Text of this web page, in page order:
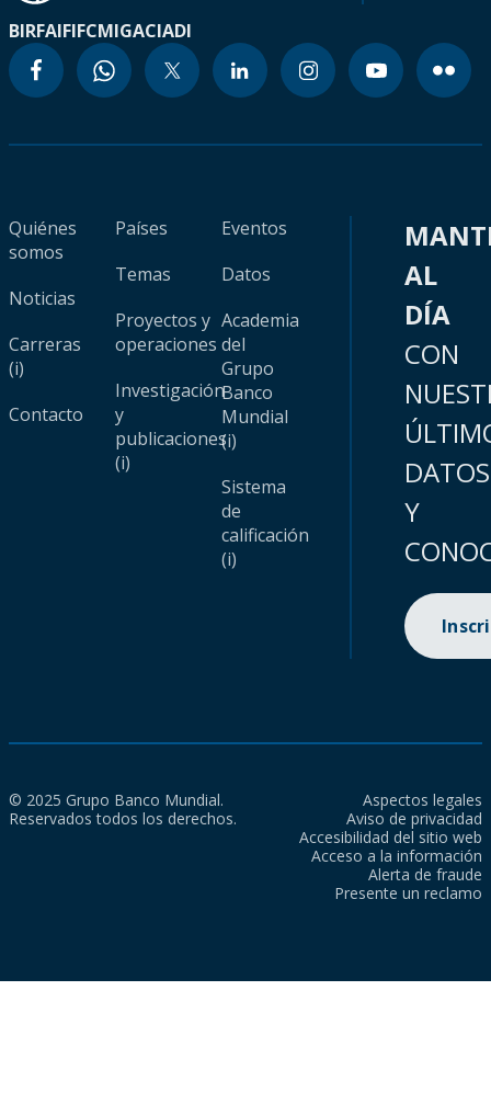
BIRFAIFIFCMIGACIADI
Quiénes
somos
Noticias
Carreras
(i)
Contacto
Países
Temas
Proyectos y
operaciones
Investigación
y
publicaciones
(i)
Eventos
Datos
Academia
del
Grupo
Banco
Mundial
(i)
Sistema
de
calificación
(i)
AL
DÍA
CON
DATOS
Y
© 2025 Grupo Banco Mundial.
Reservados todos los derechos.
Aspectos legales
Aviso de privacidad
Accesibilidad del sitio web
Acceso a la información
Alerta de fraude
Presente un reclamo